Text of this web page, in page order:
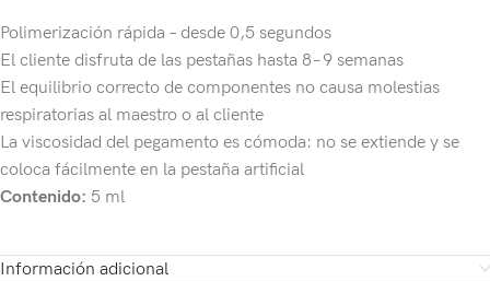
Polimerización rápida – desde 0,5 segundos
El cliente disfruta de las pestañas hasta 8−9 semanas
El equilibrio correcto de componentes no causa molestias
respiratorias al maestro o al cliente
La viscosidad del pegamento es cómoda: no se extiende y se
coloca fácilmente en la pestaña artificial
Contenido: 5 ml
Información adicional